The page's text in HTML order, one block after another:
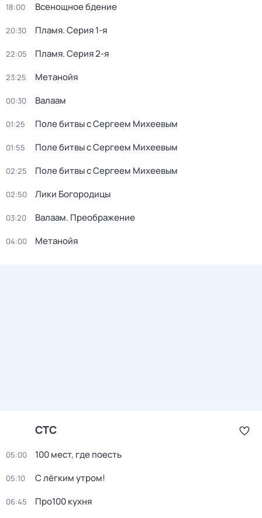
18:00 Всенощное бдение
20:30 Пламя. Серия 1-я
22:05 Пламя. Серия 2-я
23:25 Метанойя
00:30 Валаам
01:25 Поле битвы с Сергеем Михеевым
01:55 Поле битвы с Сергеем Михеевым
02:25 Поле битвы с Сергеем Михеевым
02:50 Лики Богородицы
03:20 Валаам. Преображение
04:00 Метанойя
СТС
05:00 100 мест, где поесть
05:10 С лёгким утром!
06:45 Про100 кухня